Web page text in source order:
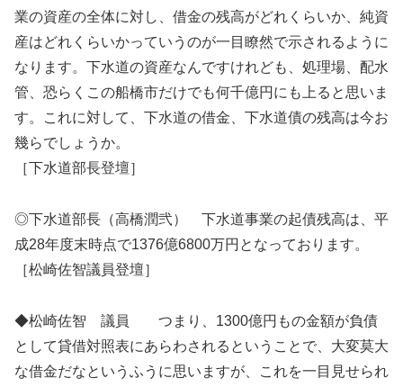
業の資産の全体に対し、借金の残高がどれくらいか、純資
産はどれくらいかっていうのが一目瞭然で示されるように
なります。下水道の資産なんですけれども、処理場、配水
管、恐らくこの船橋市だけでも何千億円にも上ると思いま
す。これに対して、下水道の借金、下水道債の残高は今お
幾らでしょうか。
［下水道部長登壇］
◎下水道部長（高橋潤弐） 下水道事業の起債残高は、平
成28年度末時点で1376億6800万円となっております。
［松崎佐智議員登壇］
◆松崎佐智 議員 つまり、1300億円もの金額が負債
として貸借対照表にあらわされるということで、大変莫大
な借金だなというふうに思いますが、これを一目見せられ